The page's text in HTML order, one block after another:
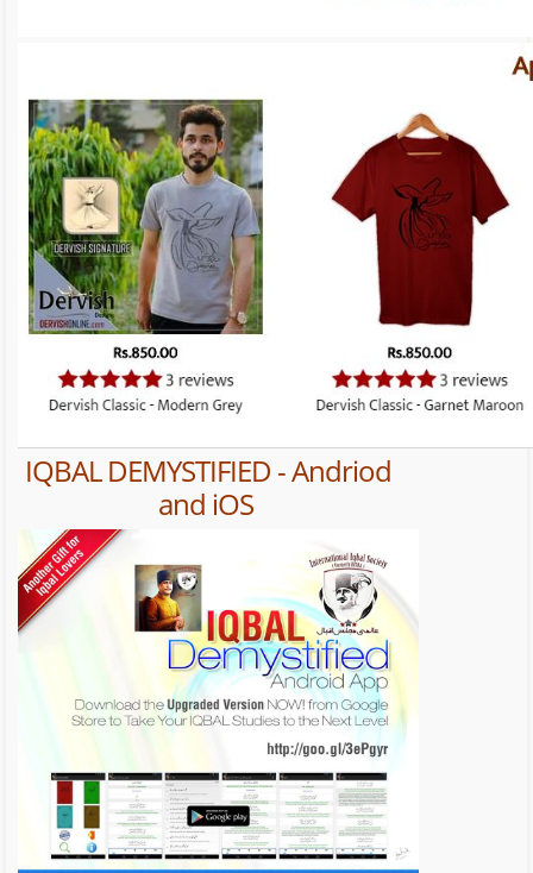
IQBAL DEMYSTIFIED - Andriod
and iOS